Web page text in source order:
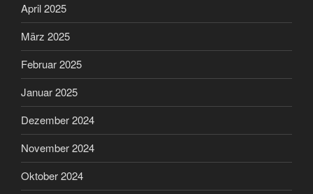
April 2025
März 2025
Februar 2025
Januar 2025
Dezember 2024
November 2024
Oktober 2024